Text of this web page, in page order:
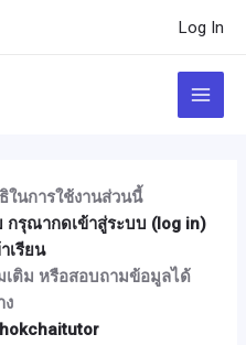
Log In
Main
Menu
นการใช้งานส่วนนี้
กรุณากดเข้าสู่ระบบ (log in)
เรียน
เติม หรือสอบถามข้อมูลได้
ง